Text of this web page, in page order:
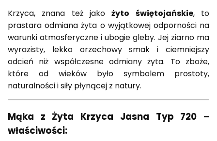
Krzyca, znana też jakożyto świętojańskie, to
prastara odmiana żyta o wyjątkowej odporności na
warunki atmosferyczne i ubogie gleby. Jej ziarno ma
wyrazisty, lekko orzechowy smak i ciemniejszy
odcień niż współczesne odmiany żyta. To zboże,
które od wieków było symbolem prostoty,
naturalności i siły płynącej z natury.
Mąka z Żyta Krzyca Jasna Typ 720 –
właściwości: